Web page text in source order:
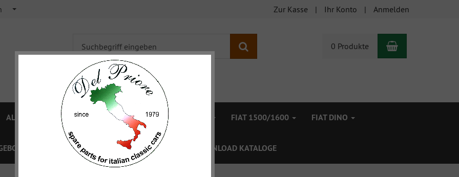
Zur Kasse Ihr Konto Anmelden
0 Produkte Warenkorb
ALFA 750/101 ALFA 105/115 FIAT TOPOLINO FIAT 1500/1600 FIAT DINO
PREISLISTEN GUTSCHEINE DOWNLOAD KATALOGE